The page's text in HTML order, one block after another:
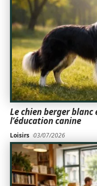
Le chien berger
l’éducation canine
Loisirs 03/07/2026